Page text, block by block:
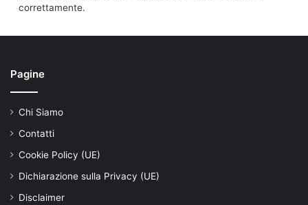
correttamente.
Pagine
Chi Siamo
Contatti
Cookie Policy (UE)
Dichiarazione sulla Privacy (UE)
Disclaimer